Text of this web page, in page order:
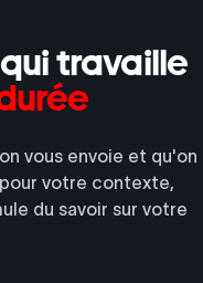
travaille
vous envoie et qu'on
votre contexte,
du savoir sur votre